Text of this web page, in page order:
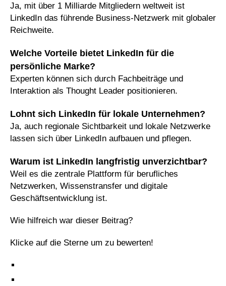
Ja, mit über 1 Milliarde Mitgliedern weltweit ist
LinkedIn das führende Business-Netzwerk mit globaler
Reichweite.
Welche Vorteile bietet LinkedIn für die
persönliche Marke?
Experten können sich durch Fachbeiträge und
Interaktion als Thought Leader positionieren.
Lohnt sich LinkedIn für lokale Unternehmen?
Ja, auch regionale Sichtbarkeit und lokale Netzwerke
lassen sich über LinkedIn aufbauen und pflegen.
Warum ist LinkedIn langfristig unverzichtbar?
Weil es die zentrale Plattform für berufliches
Netzwerken, Wissenstransfer und digitale
Geschäftsentwicklung ist.
Wie hilfreich war dieser Beitrag?
Klicke auf die Sterne um zu bewerten!